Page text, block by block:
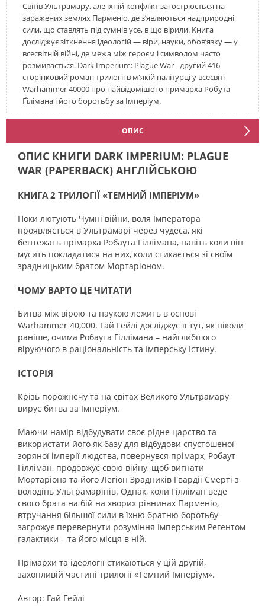
Світів Ультрамару, але їхній конфлікт загострюється на
заражених землях Парменіо, де з’являються надприродні
сили, що ставлять під сумнів усе, в що вірили. Книга
досліджує зіткнення ідеологій — віри, науки, обов’язку — у
всесвітній війні, де межа між героєм і символом часто
розмивається. Dark Imperium: Plague War - другий 416-
сторінковий роман трилогії в м'якій палітурці у всесвіті
Warhammer 40000 про найвідомішого примарха Робута
Ґілімана і його боротьбу за Імперіум.
ОПИС
ОПИС КНИГИ DARK IMPERIUM: PLAGUE
WAR (PAPERBACK) АНГЛІЙСЬКОЮ
КНИГА 2 ТРИЛОГІЇ «ТЕМНИЙ ІМПЕРІУМ»
Поки лютують Чумні війни, воля Імператора
проявляється в Ультрамарі через чудеса, які
бентежать прімарха Робаута Гіллімана, навіть коли він
мусить покладатися на них, коли стикається зі своїм
зрадницьким братом Мортаріоном.
ЧОМУ ВАРТО ЦЕ ЧИТАТИ
Битва між вірою та наукою лежить в основі
Warhammer 40,000. Гай Гейлі досліджує її тут, як ніколи
раніше, очима Робаута Гіллімана – найглибшого
віруючого в раціональність та Імперську Істину.
ІСТОРІЯ
Крізь порожнечу та на світах Великого Ультрамару
вирує битва за Імперіум.
Маючи намір відбудувати своє рідне царство та
використати його як базу для відбудови спустошеної
зоряної імперії людства, повернувся прімарх, Робаут
Гілліман, продовжує свою війну, щоб вигнати
Мортаріона та його Легіон Зрадників Гвардії Смерті з
володінь Ультрамарінів. Однак, коли Гілліман веде
свого брата на бій на хворих рівнинах Парменіо,
втручання більшої сили в їхню братню боротьбу
загрожує перевернути розуміння Імперським Регентом
галактики – та його місця в ній.
Прімархи та ідеології стикаються у цій другій,
захопливій частині трилогії «Темний Імперіум».
Автор: Гай Гейлі